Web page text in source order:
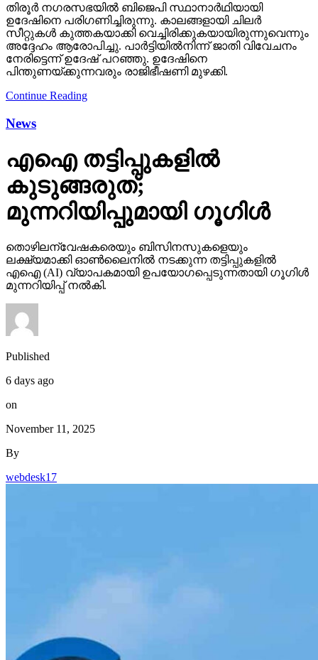
തിരൂര്‍ നഗരസഭയില്‍ ബിജെപി സ്ഥാനാര്‍ഥിയായി
ഉദേഷിനെ പരിഗണിച്ചിരുന്നു. കാലങ്ങളായി ചിലര്‍
സീറ്റുകള്‍ കുത്തകയാക്കി വെച്ചിരിക്കുകയായിരുന്നുവെന്നും
അദ്ദേഹം ആരോപിച്ചു. പാര്‍ട്ടിയില്‍നിന്ന് ജാതി വിവേചനം
നേരിട്ടെന്ന് ഉദേഷ് പറഞ്ഞു. ഉദേഷിനെ
പിന്തുണയ്ക്കുന്നവരും രാജിഭീഷണി മുഴക്കി.
Continue Reading
News
എഐ തട്ടിപ്പുകളില്‍
കുടുങ്ങരുത്;
മുന്നറിയിപ്പുമായി ഗൂഗിള്‍
തൊഴിലന്വേഷകരെയും ബിസിനസുകളെയും
ലക്ഷ്യമാക്കി ഓണ്‍ലൈനില്‍ നടക്കുന്ന തട്ടിപ്പുകളില്‍
എഐ (AI) വ്യാപകമായി ഉപയോഗപ്പെടുന്നതായി ഗൂഗിള്‍
മുന്നറിയിപ്പ് നല്‍കി.
Published
6 days ago
on
November 11, 2025
By
webdesk17